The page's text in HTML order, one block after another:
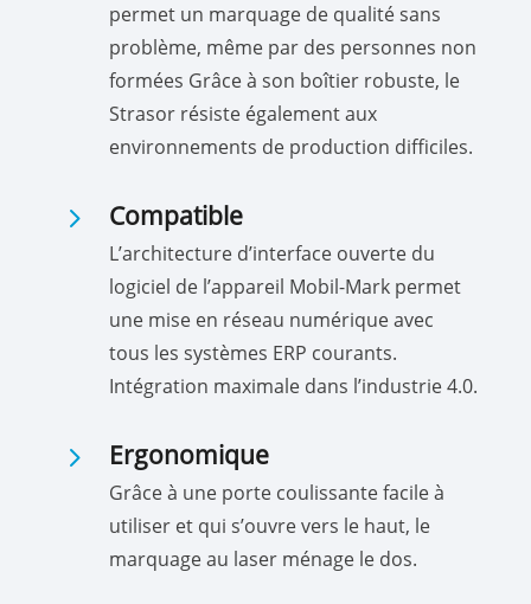
permet un marquage de qualité sans
problème, même par des personnes non
formées Grâce à son boîtier robuste, le
Strasor résiste également aux
environnements de production difficiles.
5 Compatible
L’architecture d’interface ouverte du
logiciel de l’appareil Mobil-Mark permet
une mise en réseau numérique avec
tous les systèmes ERP courants.
Intégration maximale dans l’industrie 4.0.
5 Ergonomique
Grâce à une porte coulissante facile à
utiliser et qui s’ouvre vers le haut, le
marquage au laser ménage le dos.